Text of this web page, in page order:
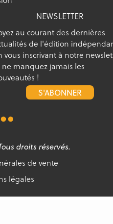
NEWSLETTER
au courant des dernières
de l'édition
vous inscrivant à notre
ne manquez jamais les
!
S'ABONNER
droits réservés.
de vente
légales